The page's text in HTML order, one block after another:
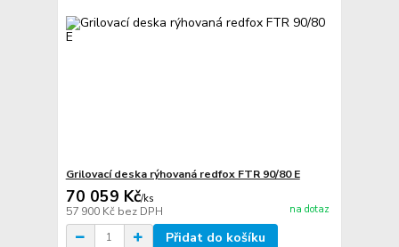
Grilovací deska rýhovaná redfox FTR 90/80 E
70 059 Kč/ks
57 900 Kč bez DPH na dotaz
Přidat do košíku